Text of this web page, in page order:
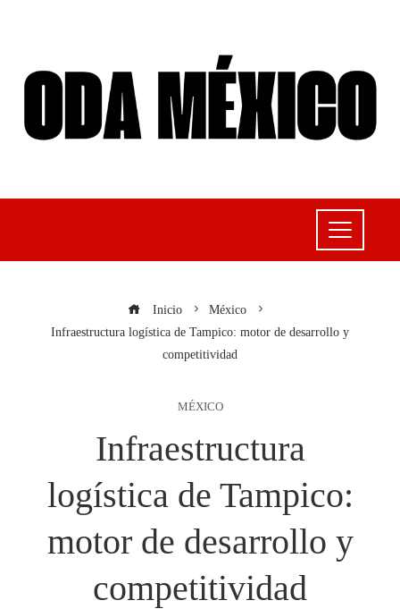
Inicio
México
Infraestructura logística de Tampico: motor de desarrollo y
competitividad
MÉXICO
Infraestructura
logística de Tampico:
motor de desarrollo y
competitividad